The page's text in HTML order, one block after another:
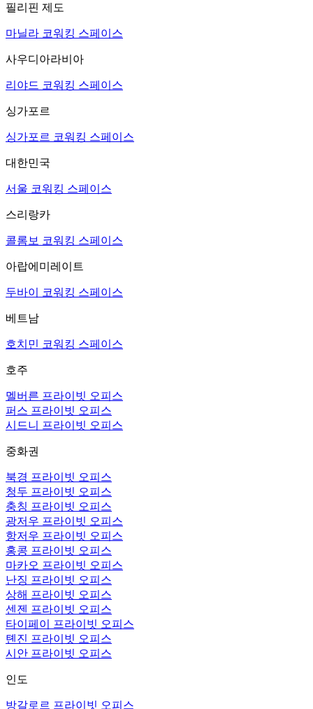
필리핀 제도
마닐라 코워킹 스페이스
사우디아라비아
리야드 코워킹 스페이스
싱가포르
싱가포르 코워킹 스페이스
대한민국
서울 코워킹 스페이스
스리랑카
콜롬보 코워킹 스페이스
아랍에미레이트
두바이 코워킹 스페이스
베트남
호치민 코워킹 스페이스
호주
멜버른 프라이빗 오피스
퍼스 프라이빗 오피스
시드니 프라이빗 오피스
중화권
북경 프라이빗 오피스
청두 프라이빗 오피스
충칭 프라이빗 오피스
광저우 프라이빗 오피스
항저우 프라이빗 오피스
홍콩 프라이빗 오피스
마카오 프라이빗 오피스
난징 프라이빗 오피스
상해 프라이빗 오피스
센젠 프라이빗 오피스
타이페이 프라이빗 오피스
톈진 프라이빗 오피스
시안 프라이빗 오피스
인도
방갈로르 프라이빗 오피스